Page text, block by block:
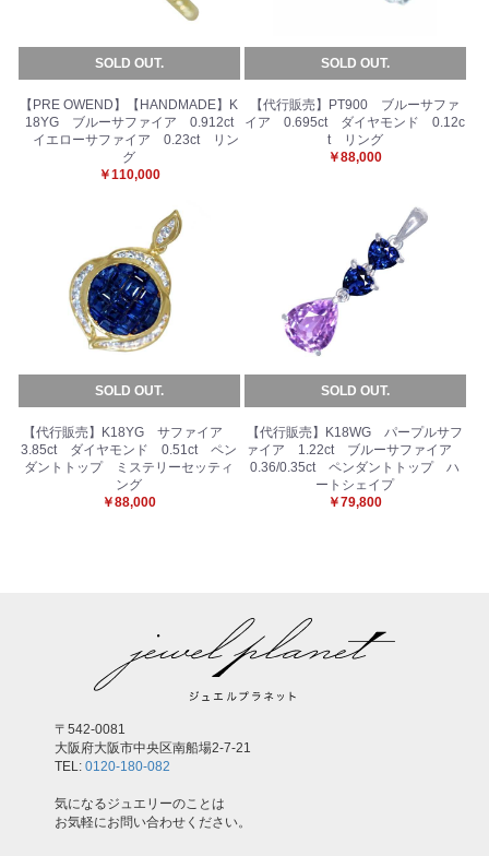
SOLD OUT.
【PRE OWEND】【HANDMADE】K
18YG ブルーサファイア 0.912ct
イエローサファイア 0.23ct リン
グ
￥110,000
SOLD OUT.
【代行販売】PT900 ブルーサファ
イア 0.695ct ダイヤモンド 0.12c
t リング
￥88,000
SOLD OUT.
【代行販売】K18YG サファイア
3.85ct ダイヤモンド 0.51ct ペン
ダントトップ ミステリーセッティ
ング
￥88,000
SOLD OUT.
【代行販売】K18WG パープルサフ
ァイア 1.22ct ブルーサファイア
0.36/0.35ct ペンダントトップ ハ
ートシェイプ
￥79,800
〒542-0081
大阪府大阪市中央区南船場2-7-21
TEL: 0120-180-082
気になるジュエリーのことは
お気軽にお問い合わせください。